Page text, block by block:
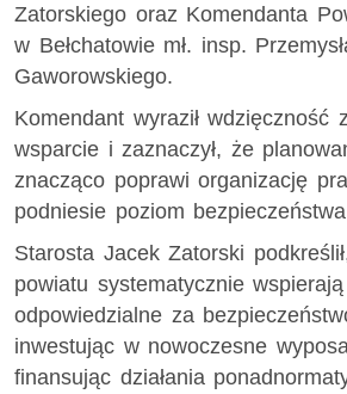
Zatorskiego oraz Komendanta
w Bełchatowie mł. insp.
Gaworowskiego.
Komendant wyraził wdzięczność
wsparcie i zaznaczył, że
znacząco poprawi organizację
podniesie poziom
Starosta Jacek Zatorski
powiatu systematycznie wspierają
odpowiedzialne za
inwestując w nowoczesne
finansując działania